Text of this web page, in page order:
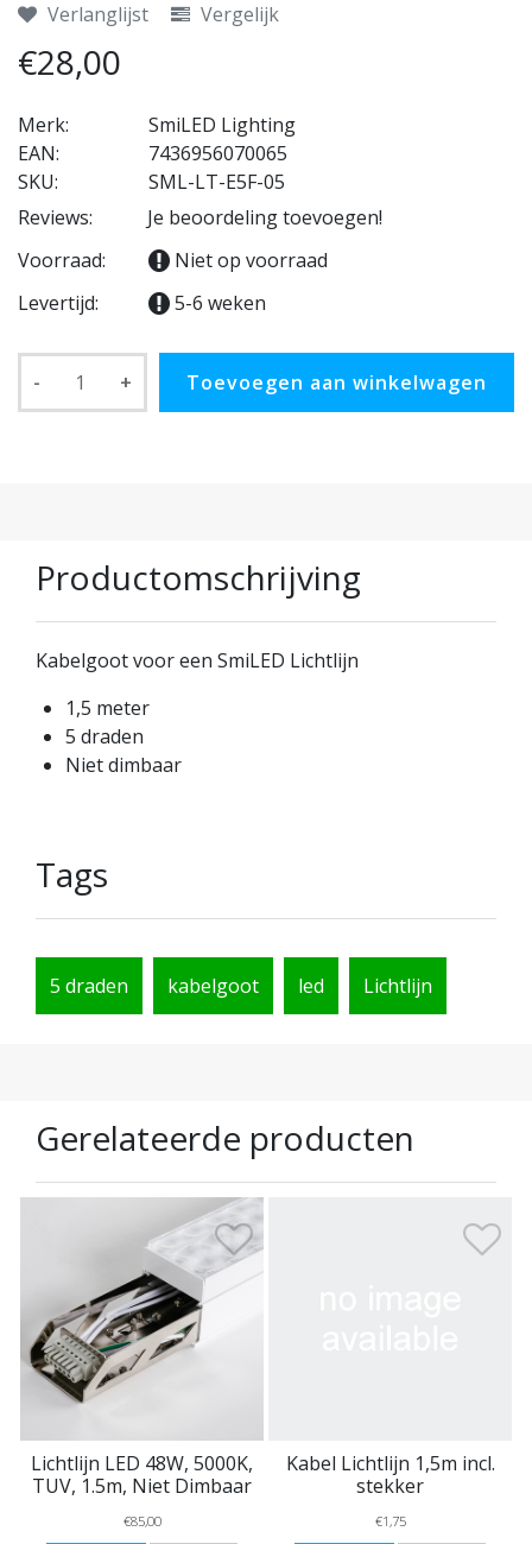
Verlanglijst
Vergelijk
€28,00
Merk:
SmiLED Lighting
EAN:
7436956070065
SKU:
SML-LT-E5F-05
Reviews:
Je beoordeling toevoegen!
Voorraad:
Niet op voorraad
Levertijd:
5-6 weken
- + Toevoegen aan winkelwagen
Productomschrijving
Kabelgoot voor een SmiLED Lichtlijn
1,5 meter
5 draden
Niet dimbaar
Tags
5 draden kabelgoot led Lichtlijn
Gerelateerde producten
Lichtlijn LED 48W, 5000K,
TUV, 1.5m, Niet Dimbaar
€85,00
Kabel Lichtlijn 1,5m incl.
stekker
€1,75